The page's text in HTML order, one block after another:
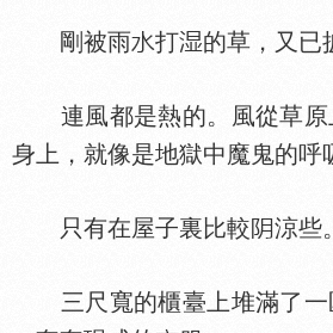
剛被雨 打 的草，又已
連風都是熱的。風從草原
身上，就像是地獄中魔鬼的呼
只有在屋子裏比較 涼些。
三尺寬的櫃臺上堆滿了一